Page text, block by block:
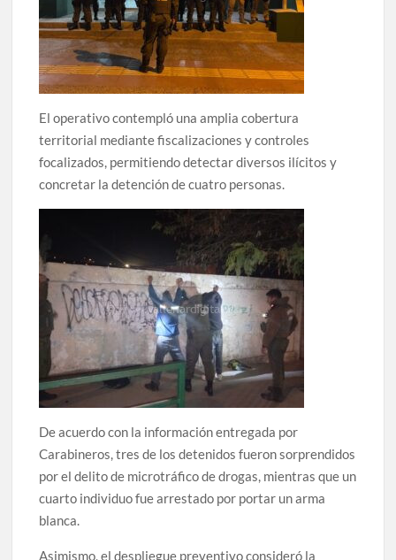
El operativo contempló una amplia cobertura
territorial mediante fiscalizaciones y controles
focalizados, permitiendo detectar diversos ilícitos y
concretar la detención de cuatro personas.
De acuerdo con la información entregada por
Carabineros, tres de los detenidos fueron sorprendidos
por el delito de microtráfico de drogas, mientras que un
cuarto individuo fue arrestado por portar un arma
blanca.
Asimismo, el despliegue preventivo consideró la